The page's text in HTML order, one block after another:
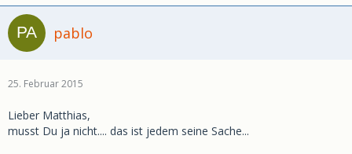
pablo
25. Februar 2015
Lieber Matthias,
musst Du ja nicht.... das ist jedem seine Sache...